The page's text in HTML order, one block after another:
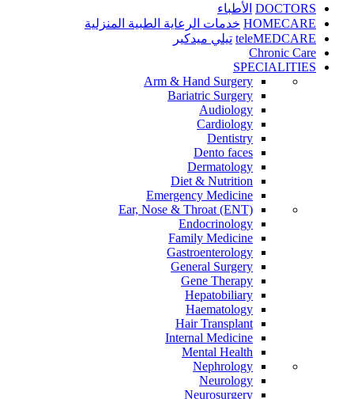
DOCTORS الأطباء
HOMECARE خدمات الرعاية الطبية المنزلية
teleMEDCARE تيلي ميدكير
Chronic Care
SPECIALITIES
Arm & Hand Surgery
Bariatric Surgery
Audiology
Cardiology
Dentistry
Dento faces
Dermatology
Diet & Nutrition
Emergency Medicine
Ear, Nose & Throat (ENT)
Endocrinology
Family Medicine
Gastroenterology
General Surgery
Gene Therapy
Hepatobiliary
Haematology
Hair Transplant
Internal Medicine
Mental Health
Nephrology
Neurology
Neurosurgery